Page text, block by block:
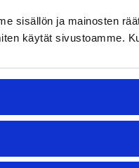
sisällön ja mainosten
käytät sivustoamme.